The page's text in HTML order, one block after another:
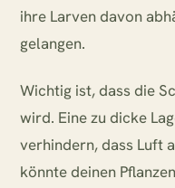
ihre Larven davon
gelangen.
Wichtig ist, dass die
wird. Eine zu dicke
verhindern, dass Luft
könnte deinen